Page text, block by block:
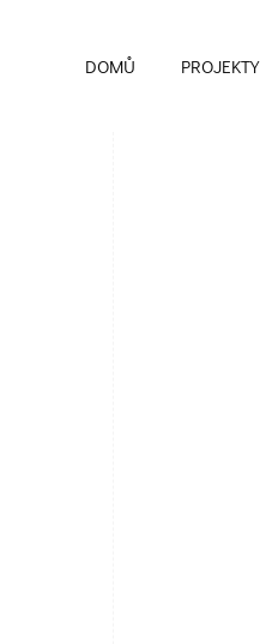
DOMŮ PROJEKTY